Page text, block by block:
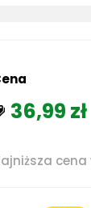
36,99 zł